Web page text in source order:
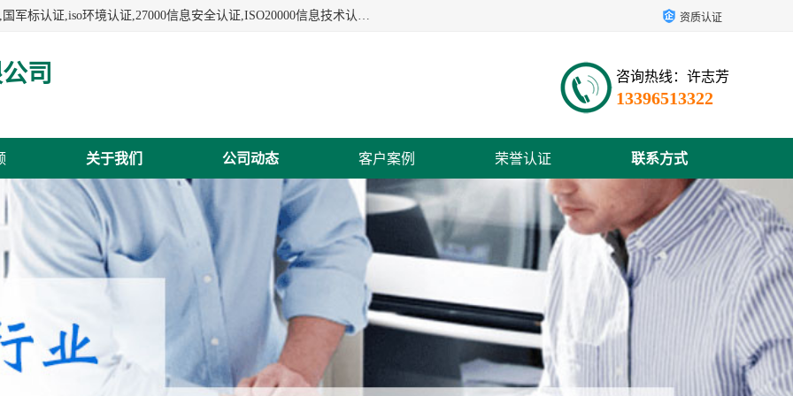
杭州贝安企业管理有限公司:iso咨询,杭州ISO认证,iso认证咨询,国军标认证,iso环境认证,27000信息安全认证,ISO20000信息技术认证,口罩检测报告,32610检测报告,CCRC认证,ISO50001认证,ITSS认证,两化融合认证,出口口罩检测报告等认证代理服务,本公司有近10年的体系咨询经验,能业务覆盖范围南到海南三亚北到新疆阿克苏. 资质认证
司 咨询热线：许志芳
13396513322
关于我们 公司动态 客户案例 荣誉认证 联系方式